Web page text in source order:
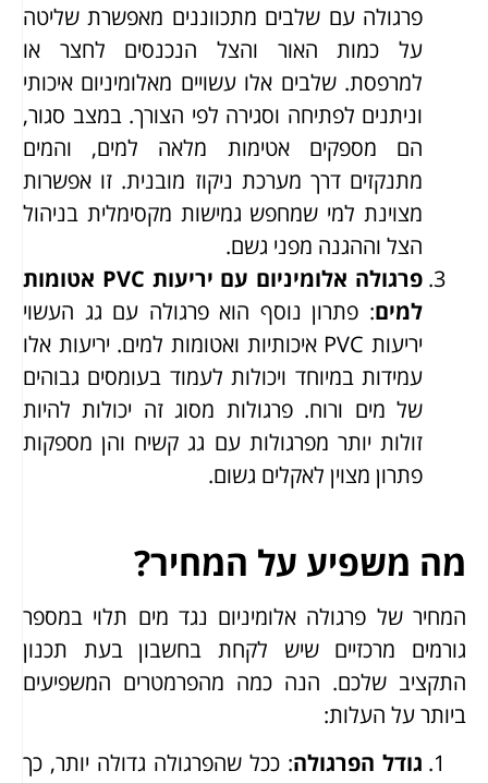
פרגולה עם שלבים מתכווננים מאפשרת שליטה
על כמות האור והצל הנכנסים לחצר או
למרפסת. שלבים אלו עשויים מאלומיניום איכותי
וניתנים לפתיחה וסגירה לפי הצורך. במצב סגור,
הם מספקים אטימות מלאה למים, והמים
מתנקזים דרך מערכת ניקוז מובנית. זו אפשרות
מצוינת למי שמחפש גמישות מקסימלית בניהול
הצל וההגנה מפני גשם.
פרגולה אלומיניום עם יריעות
אטומות
למים: פתרון נוסף הוא פרגולה עם גג העשוי
יריעות PVC איכותיות ואטומות למים. יריעות אלו
עמידות במיוחד ויכולות לעמוד בעומסים גבוהים
של מים ורוח. פרגולות מסוג זה יכולות להיות
זולות יותר מפרגולות עם גג קשיח והן מספקות
פתרון מצוין לאקלים גשום.
מה משפיע על המחיר?
המחיר של פרגולה אלומיניום נגד מים תלוי במספר
גורמים מרכזיים שיש לקחת בחשבון בעת תכנון
התקציב שלכם. הנה כמה מהפרמטרים המשפיעים
ביותר על העלות:
גודל הפרגולה: ככל שהפרגולה גדולה יותר, כך